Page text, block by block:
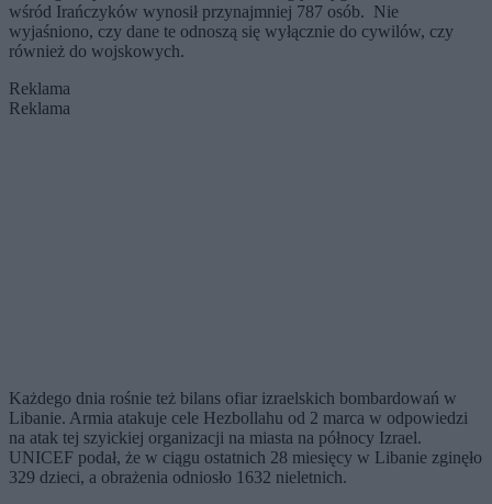
wśród Irańczyków wynosił przynajmniej 787 osób. Nie
wyjaśniono, czy dane te odnoszą się wyłącznie do cywilów, czy
również do wojskowych.
Reklama
Reklama
Każdego dnia rośnie też bilans ofiar izraelskich bombardowań w
Libanie. Armia atakuje cele Hezbollahu od 2 marca w odpowiedzi
na atak tej szyickiej organizacji na miasta na północy Izrael.
UNICEF podał, że w ciągu ostatnich 28 miesięcy w Libanie zginęło
329 dzieci, a obrażenia odniosło 1632 nieletnich.